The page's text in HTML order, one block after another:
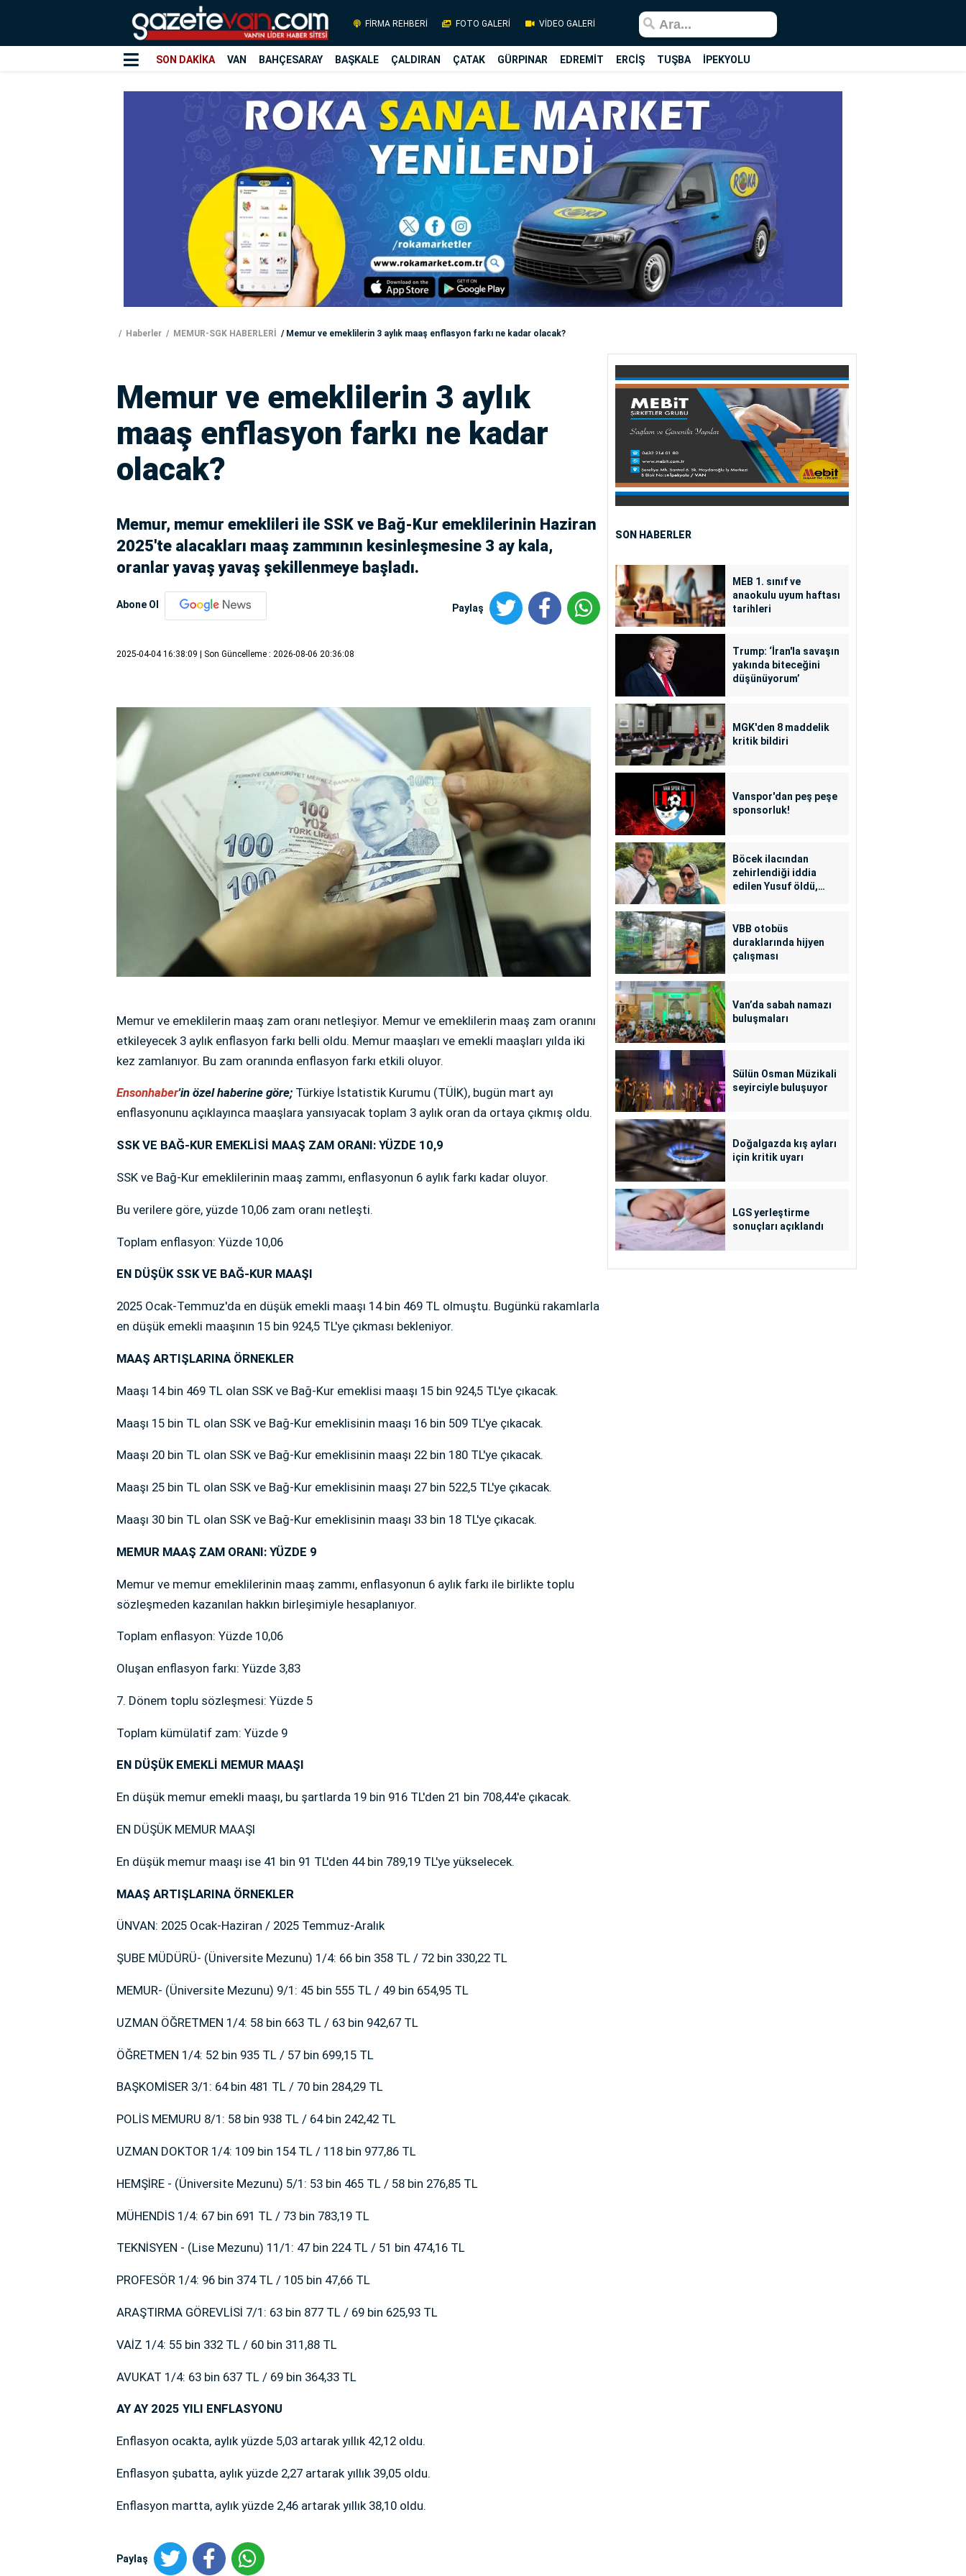
FİRMA REHBERİ FOTO GALERİ VİDEO GALERİ
SON DAKİKA VAN BAHÇESARAY BAŞKALE ÇALDIRAN ÇATAK GÜRPINAR EDREMİT ERCİŞ TUŞBA İPEKYOLU
Haberler MEMUR-SGK HABERLERİ Memur ve emeklilerin 3 aylık maaş enflasyon farkı ne kadar olacak?
Memur ve emeklilerin 3 aylık
maaş enflasyon farkı ne kadar
olacak?
Memur, memur emeklileri ile SSK ve Bağ-Kur emeklilerinin Haziran
2025'te alacakları maaş zammının kesinleşmesine 3 ay kala,
oranlar yavaş yavaş şekillenmeye başladı.
Abone Ol Paylaş
2025-04-04 16:38:09 | Son Güncelleme : 2026-08-06 20:36:08
Memur ve emeklilerin maaş zam oranı netleşiyor. Memur ve emeklilerin maaş zam oranını
etkileyecek 3 aylık enflasyon farkı belli oldu. Memur maaşları ve emekli maaşları yılda iki
kez zamlanıyor. Bu zam oranında enflasyon farkı etkili oluyor.
Ensonhaber'in özel haberine göre; Türkiye İstatistik Kurumu (TÜİK), bugün mart ayı
enflasyonunu açıklayınca maaşlara yansıyacak toplam 3 aylık oran da ortaya çıkmış oldu.
SSK VE BAĞ-KUR EMEKLİSİ MAAŞ ZAM ORANI: YÜZDE 10,9
SSK ve Bağ-Kur emeklilerinin maaş zammı, enflasyonun 6 aylık farkı kadar oluyor.
Bu verilere göre, yüzde 10,06 zam oranı netleşti.
Toplam enflasyon: Yüzde 10,06
EN DÜŞÜK SSK VE BAĞ-KUR MAAŞI
2025 Ocak-Temmuz'da en düşük emekli maaşı 14 bin 469 TL olmuştu. Bugünkü rakamlarla
en düşük emekli maaşının 15 bin 924,5 TL'ye çıkması bekleniyor.
MAAŞ ARTIŞLARINA ÖRNEKLER
Maaşı 14 bin 469 TL olan SSK ve Bağ-Kur emeklisi maaşı 15 bin 924,5 TL'ye çıkacak.
Maaşı 15 bin TL olan SSK ve Bağ-Kur emeklisinin maaşı 16 bin 509 TL'ye çıkacak.
Maaşı 20 bin TL olan SSK ve Bağ-Kur emeklisinin maaşı 22 bin 180 TL'ye çıkacak.
Maaşı 25 bin TL olan SSK ve Bağ-Kur emeklisinin maaşı 27 bin 522,5 TL'ye çıkacak.
Maaşı 30 bin TL olan SSK ve Bağ-Kur emeklisinin maaşı 33 bin 18 TL'ye çıkacak.
MEMUR MAAŞ ZAM ORANI: YÜZDE 9
Memur ve memur emeklilerinin maaş zammı, enflasyonun 6 aylık farkı ile birlikte toplu
sözleşmeden kazanılan hakkın birleşimiyle hesaplanıyor.
Toplam enflasyon: Yüzde 10,06
Oluşan enflasyon farkı: Yüzde 3,83
7. Dönem toplu sözleşmesi: Yüzde 5
Toplam kümülatif zam: Yüzde 9
EN DÜŞÜK EMEKLİ MEMUR MAAŞI
En düşük memur emekli maaşı, bu şartlarda 19 bin 916 TL'den 21 bin 708,44'e çıkacak.
EN DÜŞÜK MEMUR MAAŞI
En düşük memur maaşı ise 41 bin 91 TL'den 44 bin 789,19 TL'ye yükselecek.
MAAŞ ARTIŞLARINA ÖRNEKLER
ÜNVAN: 2025 Ocak-Haziran / 2025 Temmuz-Aralık
ŞUBE MÜDÜRÜ- (Üniversite Mezunu) 1/4: 66 bin 358 TL / 72 bin 330,22 TL
MEMUR- (Üniversite Mezunu) 9/1: 45 bin 555 TL / 49 bin 654,95 TL
UZMAN ÖĞRETMEN 1/4: 58 bin 663 TL / 63 bin 942,67 TL
ÖĞRETMEN 1/4: 52 bin 935 TL / 57 bin 699,15 TL
BAŞKOMİSER 3/1: 64 bin 481 TL / 70 bin 284,29 TL
POLİS MEMURU 8/1: 58 bin 938 TL / 64 bin 242,42 TL
UZMAN DOKTOR 1/4: 109 bin 154 TL / 118 bin 977,86 TL
HEMŞİRE - (Üniversite Mezunu) 5/1: 53 bin 465 TL / 58 bin 276,85 TL
MÜHENDİS 1/4: 67 bin 691 TL / 73 bin 783,19 TL
TEKNİSYEN - (Lise Mezunu) 11/1: 47 bin 224 TL / 51 bin 474,16 TL
PROFESÖR 1/4: 96 bin 374 TL / 105 bin 47,66 TL
ARAŞTIRMA GÖREVLİSİ 7/1: 63 bin 877 TL / 69 bin 625,93 TL
VAİZ 1/4: 55 bin 332 TL / 60 bin 311,88 TL
AVUKAT 1/4: 63 bin 637 TL / 69 bin 364,33 TL
AY AY 2025 YILI ENFLASYONU
Enflasyon ocakta, aylık yüzde 5,03 artarak yıllık 42,12 oldu.
Enflasyon şubatta, aylık yüzde 2,27 artarak yıllık 39,05 oldu.
Enflasyon martta, aylık yüzde 2,46 artarak yıllık 38,10 oldu.
Paylaş
SON HABERLER
MEB 1. sınıf ve
anaokulu uyum haftası
tarihleri
Trump: ‘İran'la savaşın
yakında biteceğini
düşünüyorum’
MGK'den 8 maddelik
kritik bildiri
Vanspor'dan peş peşe
sponsorluk!
Böcek ilacından
zehirlendiği iddia
edilen Yusuf öldü,
VBB otobüs
duraklarında hijyen
çalışması
Van’da sabah namazı
buluşmaları
Sülün Osman Müzikali
seyirciyle buluşuyor
Doğalgazda kış ayları
için kritik uyarı
LGS yerleştirme
sonuçları açıklandı